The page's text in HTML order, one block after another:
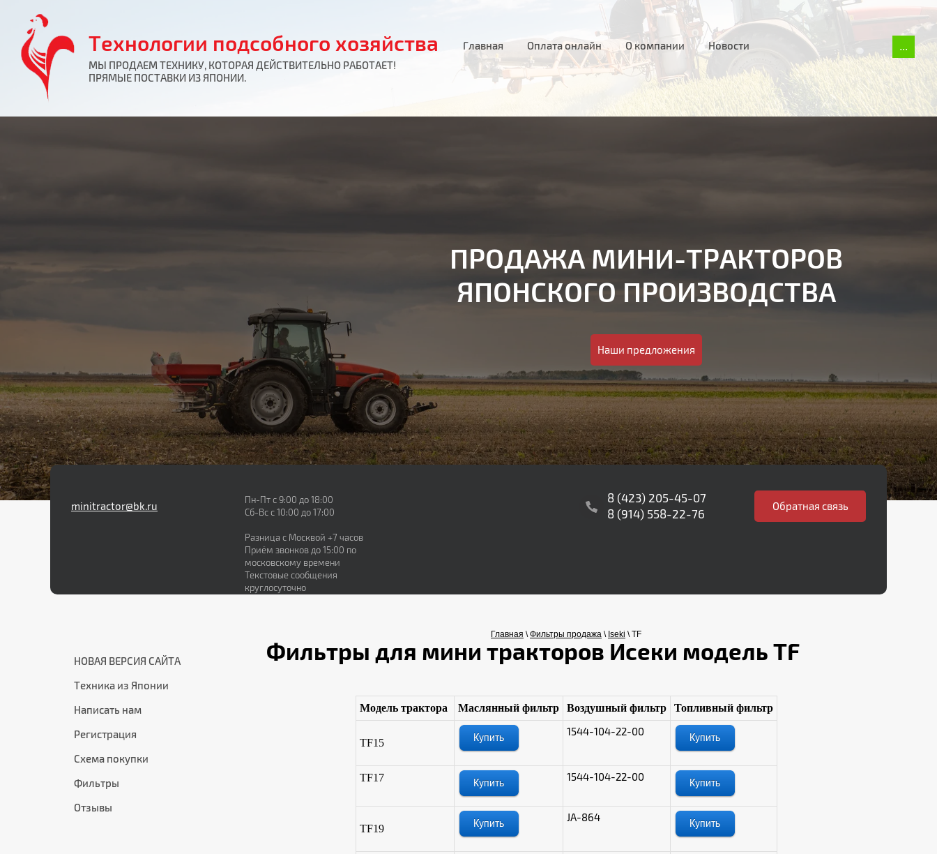
Технологии подсобного хозяйства
МЫ ПРОДАЕМ ТЕХНИКУ, КОТОРАЯ ДЕЙСТВИТЕЛЬНО РАБОТАЕТ!
ПРЯМЫЕ ПОСТАВКИ ИЗ ЯПОНИИ.
Главная Оплата онлайн О компании Новости ...
ПРОДАЖА МИНИ-ТРАКТОРОВ
ЯПОНСКОГО ПРОИЗВОДСТВА
Наши предложения
minitractor@bk.ru
Пн-Пт с 9:00 до 18:00
Сб-Вс с 10:00 до 17:00
Разница с Москвой +7 часов
Приём звонков до 15:00 по
московскому времени
Текстовые сообщения
круглосуточно
8 (423) 205-45-07
8 (914) 558-22-76
Обратная cвязь
НОВАЯ ВЕРСИЯ САЙТА
Техника из Японии
Написать нам
Регистрация
Схема покупки
Фильтры
Отзывы
Главная \Фильтры продажа \ Iseki \ TF
Фильтры для мини тракторов Исеки модель TF
Модель трактора Маслянный фильтр Воздушный фильтр Топливный фильтр
TF15
1544-104-22-00
TF17 1544-104-22-00
TF19
JA-864